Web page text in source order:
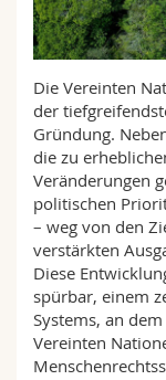
Sciences et
Collaborateurs
Webmail
Programme
MyUnifr
Die Vereinten
der
Gründung.
die zu
Veränderungen
politischen
– weg von den
verstärkten
Diese
spürbar, einem
Systems, an
Vereinten